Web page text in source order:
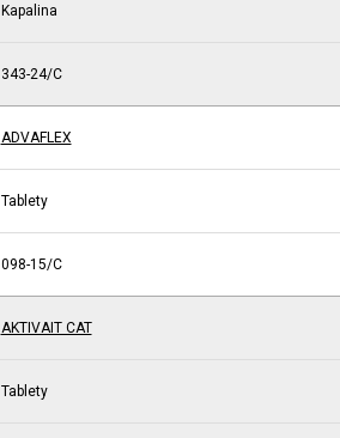
Kapalina
343-24/C
ADVAFLEX
Tablety
098-15/C
AKTIVAIT CAT
Tablety